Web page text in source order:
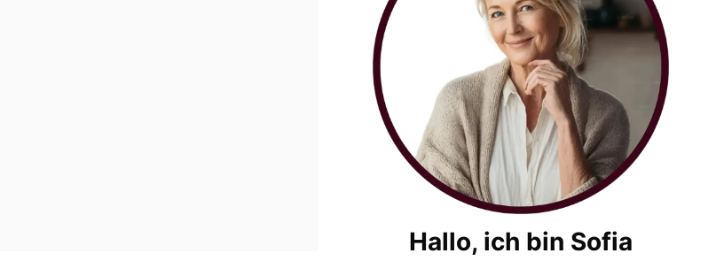
Hallo, ich bin Sofia